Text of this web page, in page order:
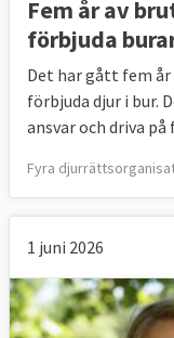
Fem år av
förbjuda
Det har gått fem år
förbjuda djur i bur.
ansvar och driva
Fyra
1 juni 2026